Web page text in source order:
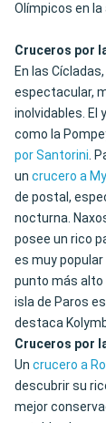
Olímpicos en
Cruceros por
En las
espectacular,
inolvidables. El
como la
por Santorini.
un crucero a
de postal,
nocturna.
posee un rico
es muy
punto más alto
isla de Paros
destaca
Cruceros por
Un crucero a
descubrir su
mejor